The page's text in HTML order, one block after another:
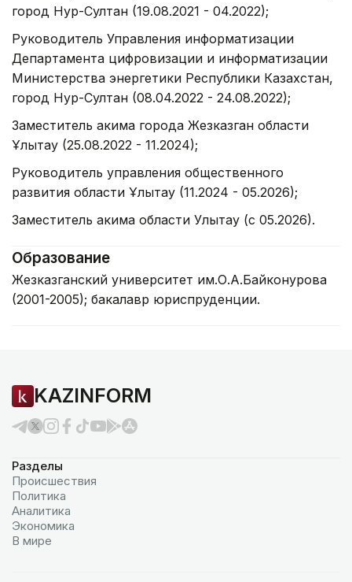
город Нур-Султан (19.08.2021 - 04.2022);
Руководитель Управления информатизации
Департамента цифровизации и информатизации
Министерства энергетики Республики Казахстан,
город Нур-Султан (08.04.2022 - 24.08.2022);
Заместитель акима города Жезказган области
Ұлытау (25.08.2022 - 11.2024);
Руководитель управления общественного
развития области Ұлытау (11.2024 - 05.2026);
Заместитель акима области Улытау (с 05.2026).
Образование
Жезказганский университет им.О.А.Байконурова
(2001-2005); бакалавр юриспруденции.
KAZINFORM
Разделы
Происшествия
Политика
Аналитика
Экономика
В мире